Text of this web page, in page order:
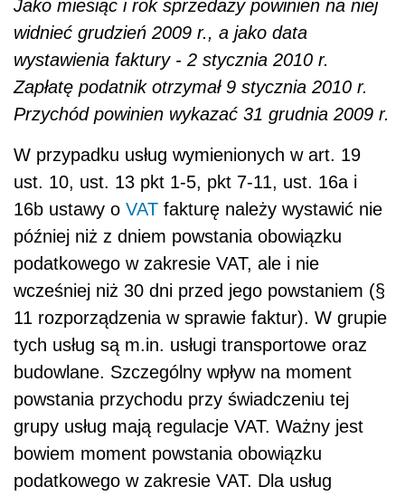
Jako miesiąc i rok sprzedaży powinien na niej
widnieć grudzień 2009 r., a jako data
wystawienia faktury - 2 stycznia 2010 r.
Zapłatę podatnik otrzymał 9 stycznia 2010 r.
Przychód powinien wykazać 31 grudnia 2009 r.
W przypadku usług wymienionych w art. 19
ust. 10, ust. 13 pkt 1-5, pkt 7-11, ust. 16a i
16b ustawy o VAT fakturę należy wystawić nie
później niż z dniem powstania obowiązku
podatkowego w zakresie VAT, ale i nie
wcześniej niż 30 dni przed jego powstaniem (§
11 rozporządzenia w sprawie faktur). W grupie
tych usług są m.in. usługi transportowe oraz
budowlane. Szczególny wpływ na moment
powstania przychodu przy świadczeniu tej
grupy usług mają regulacje VAT. Ważny jest
bowiem moment powstania obowiązku
podatkowego w zakresie VAT. Dla usług